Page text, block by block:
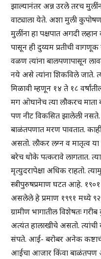
झाल्यानंतर अन्न उरले तरच
वाट्याला येते. अशा मुली
मुलींना हा पक्षपात अगदी
पासून ही दुय्यम प्रतीची
वळण त्यांना बालपणापासून
नये असे त्यांना शिकविले जाते.
मिळावी म्हणून १४ ते १८
मग ओघानेच त्या लौकरच माता
पण नीट विकसित झालेली नसते.
बाळंतपणात मरण पावतात.
असतो. लौकर लग्न व मातृत्व
बरेच धोके पत्करावे लागतात.
मृत्युदरापेक्षा अधिक राहतो.
स्त्रीपुरुषप्रमाण घटत आहे.
असलेले हे प्रमाण १९९१ मध्ये
ग्रामीण भागातील विशेषतः
अत्यंत हालाखीचे असतो. त्यांची
संपते. आई- बरोबर अनेक
आईचा आजार किंवा